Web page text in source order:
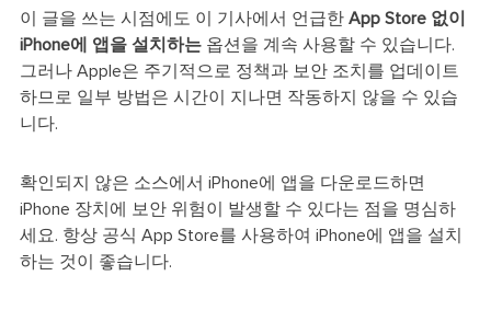
이 글을 쓰는 시점에도 이 기사에서 언급한 App Store 없이
iPhone에 앱을 설치하는옵션을 계속 사용할 수 있습니다.
그러나 Apple은 주기적으로 정책과 보안 조치를 업데이트
하므로 일부 방법은 시간이 지나면 작동하지 않을 수 있습
니다.
확인되지 않은 소스에서 iPhone에 앱을 다운로드하면
iPhone 장치에 보안 위험이 발생할 수 있다는 점을 명심하
세요. 항상 공식 App Store를 사용하여 iPhone에 앱을 설치
하는 것이 좋습니다.